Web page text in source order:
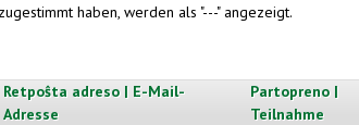
haben, werden als "---" angezeigt.
Retpoŝta adreso | E-Mail-
Adresse
Partopreno |
Teilnahme